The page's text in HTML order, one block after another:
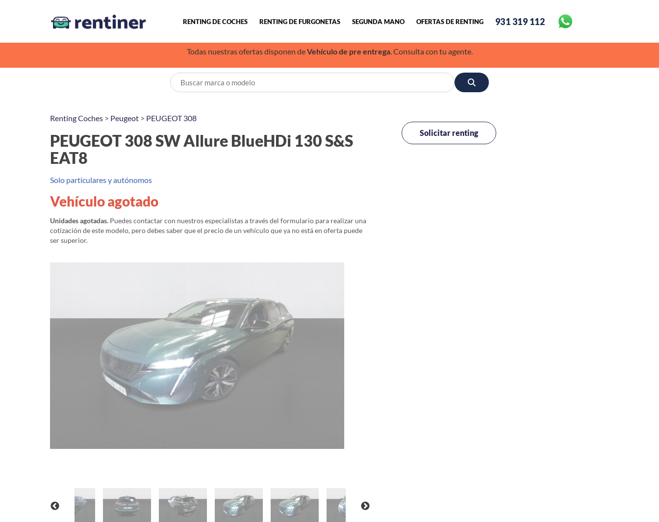
RENTING DE COCHES RENTING DE FURGONETAS SEGUNDA MANO OFERTAS DE RENTING 931 319 112
Todas nuestras ofertas disponen deVehículo de pre entrega. Consulta con tu agente.
Renting Coches > Peugeot > PEUGEOT 308
PEUGEOT 308 SW Allure BlueHDi 130 S&S
EAT8
Solo particulares y autónomos
Vehículo agotado
Unidades agotadas. Puedes contactar con nuestros especialistas a través del formulario para realizar una
cotización de este modelo, pero debes saber que el precio de un vehículo que ya no está en oferta puede
ser superior.
Solicitar renting